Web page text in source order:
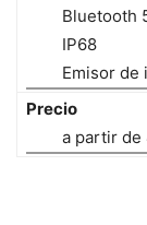
Bluetooth
IP68
Emisor de
Precio
a partir de